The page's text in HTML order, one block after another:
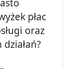
płac
oraz